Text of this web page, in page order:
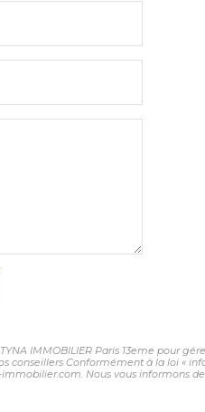
IMMOBILIER Paris 13eme pour
Conformément à la loi «
Nous vous informons